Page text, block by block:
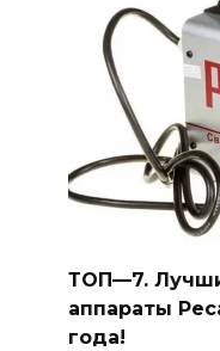
ТОП—7.
аппараты
года!